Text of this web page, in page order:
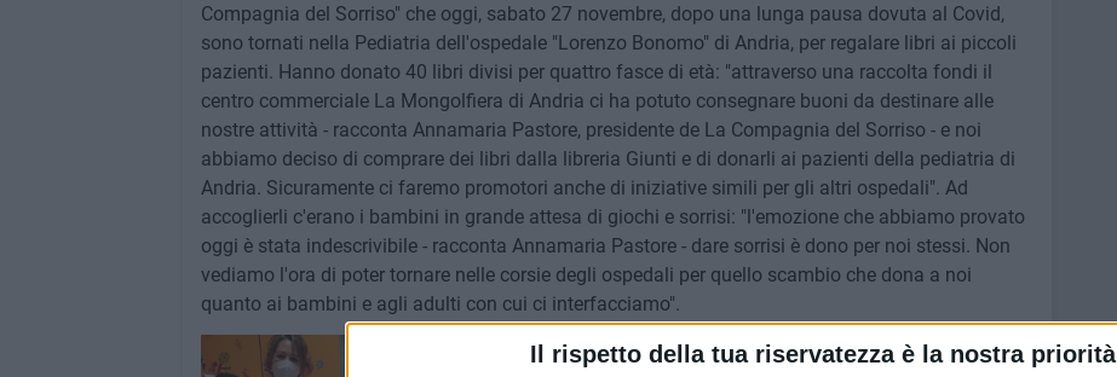
Il rispetto della tua riservatezza è la nostra priorità
Compagnia del Sorriso" che oggi, sabato 27 novembre, dopo una lunga pausa dovuta al Covid,
sono tornati nella Pediatria dell'ospedale "Lorenzo Bonomo" di Andria, per regalare libri ai piccoli
pazienti. Hanno donato 40 libri divisi per quattro fasce di età: "attraverso una raccolta fondi il
centro commerciale La Mongolfiera di Andria ci ha potuto consegnare buoni da destinare alle
nostre attività - racconta Annamaria Pastore, presidente de La Compagnia del Sorriso - e noi
abbiamo deciso di comprare dei libri dalla libreria Giunti e di donarli ai pazienti della pediatria di
Andria. Sicuramente ci faremo promotori anche di iniziative simili per gli altri ospedali". Ad
accoglierli c'erano i bambini in grande attesa di giochi e sorrisi: "l'emozione che abbiamo provato
oggi è stata indescrivibile - racconta Annamaria Pastore - dare sorrisi è dono per noi stessi. Non
vediamo l'ora di poter tornare nelle corsie degli ospedali per quello scambio che dona a noi
quanto ai bambini e agli adulti con cui ci interfacciamo".